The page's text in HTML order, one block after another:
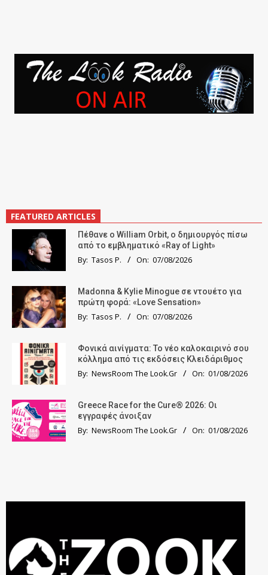
FEATURED ARTICLES
Πέθανε ο William Orbit, ο δημιουργός πίσω
από το εμβληματικό «Ray of Light»
By: Tasos P. On: 07/08/2026
Madonna & Kylie Minogue σε ντουέτο για
πρώτη φορά: «Love Sensation»
By: Tasos P. On: 07/08/2026
Φονικά αινίγματα: Το νέο καλοκαιρινό σου
κόλλημα από τις εκδόσεις Κλειδάριθμος
By: NewsRoom The Look.Gr On: 01/08/2026
Greece Race for the Cure® 2026: Οι
εγγραφές άνοιξαν
By: NewsRoom The Look.Gr On: 01/08/2026